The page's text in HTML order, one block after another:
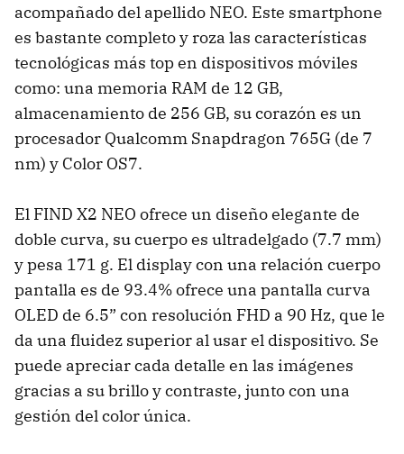
acompañado del apellido NEO. Este smartphone
es bastante completo y roza las características
tecnológicas más top en dispositivos móviles
como: una memoria RAM de 12 GB,
almacenamiento de 256 GB, su corazón es un
procesador Qualcomm Snapdragon 765G (de 7
nm) y Color OS7.
El FIND X2 NEO ofrece un diseño elegante de
doble curva, su cuerpo es ultradelgado (7.7 mm)
y pesa 171 g. El display con una relación cuerpo
pantalla es de 93.4% ofrece una pantalla curva
OLED de 6.5” con resolución FHD a 90 Hz, que le
da una fluidez superior al usar el dispositivo. Se
puede apreciar cada detalle en las imágenes
gracias a su brillo y contraste, junto con una
gestión del color única.